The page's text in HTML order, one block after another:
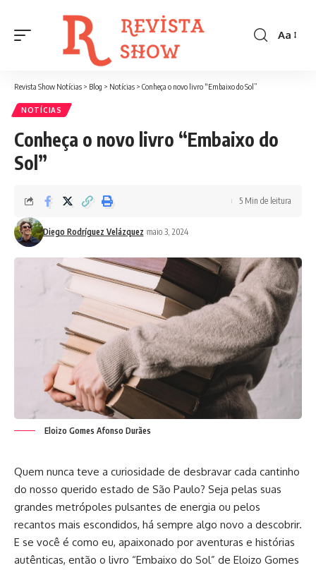
Font
Aa
Revista Show Notícias > Blog > Notícias > Conheça o novo livro “Embaixo do Sol”
NOTÍCIAS
Conheça o novo livro “Embaixo do
Sol”
Diego Rodríguez Velázquez maio 3, 2024
5 Min de leitura
Eloizo Gomes Afonso Durães
Quem nunca teve a curiosidade de desbravar cada cantinho
do nosso querido estado de São Paulo? Seja pelas suas
grandes metrópoles pulsantes de energia ou pelos
recantos mais escondidos, há sempre algo novo a descobrir.
E se você é como eu, apaixonado por aventuras e histórias
autênticas, então o livro “Embaixo do Sol” de Eloizo Gomes